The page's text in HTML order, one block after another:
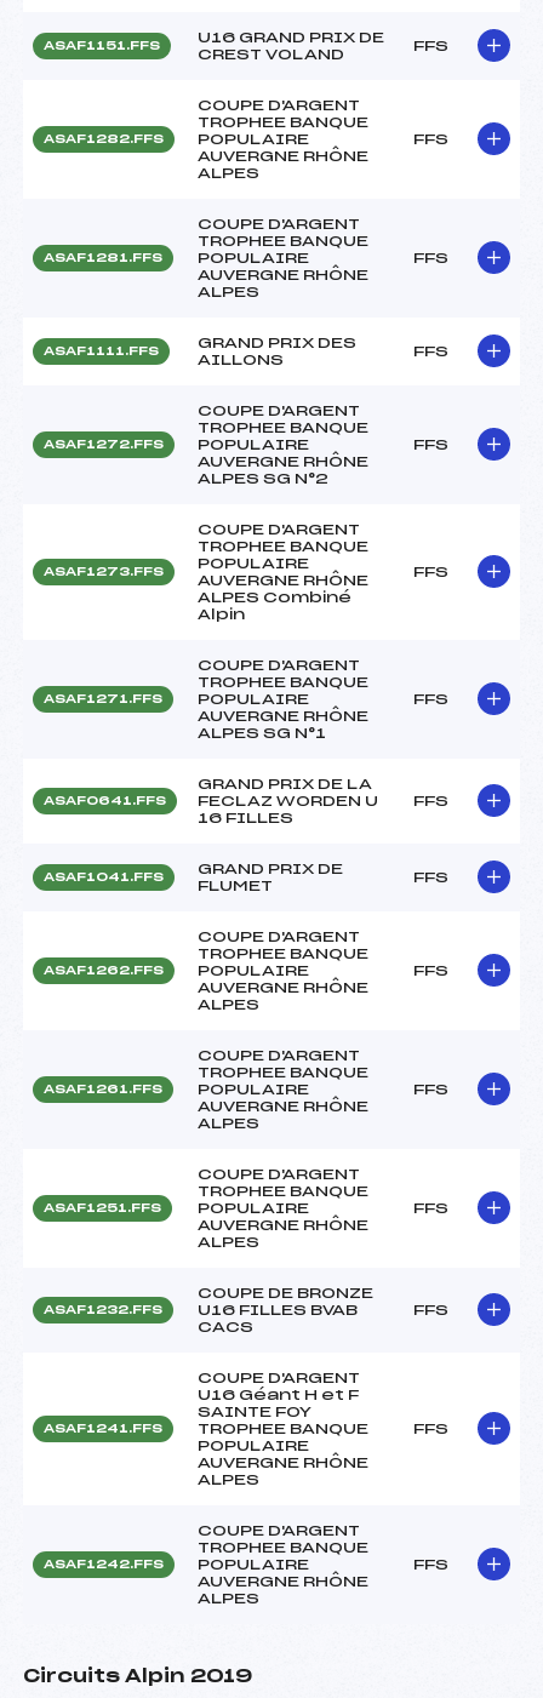
ASAF1151.FFS
U16 GRAND PRIX DE
CREST VOLAND
FFS
ASAF1282.FFS
COUPE D'ARGENT
TROPHEE BANQUE
POPULAIRE
AUVERGNE RHÔNE
ALPES
FFS
ASAF1281.FFS
COUPE D'ARGENT
TROPHEE BANQUE
POPULAIRE
AUVERGNE RHÔNE
ALPES
FFS
ASAF1111.FFS
GRAND PRIX DES
AILLONS
FFS
ASAF1272.FFS
COUPE D'ARGENT
TROPHEE BANQUE
POPULAIRE
AUVERGNE RHÔNE
ALPES SG N°2
FFS
ASAF1273.FFS
COUPE D'ARGENT
TROPHEE BANQUE
POPULAIRE
AUVERGNE RHÔNE
ALPES Combiné
Alpin
FFS
ASAF1271.FFS
COUPE D'ARGENT
TROPHEE BANQUE
POPULAIRE
AUVERGNE RHÔNE
ALPES SG N°1
FFS
ASAF0641.FFS
GRAND PRIX DE LA
FECLAZ WORDEN U
16 FILLES
FFS
ASAF1041.FFS
GRAND PRIX DE
FLUMET
FFS
ASAF1262.FFS
COUPE D'ARGENT
TROPHEE BANQUE
POPULAIRE
AUVERGNE RHÔNE
ALPES
FFS
ASAF1261.FFS
COUPE D'ARGENT
TROPHEE BANQUE
POPULAIRE
AUVERGNE RHÔNE
ALPES
FFS
ASAF1251.FFS
COUPE D'ARGENT
TROPHEE BANQUE
POPULAIRE
AUVERGNE RHÔNE
ALPES
FFS
ASAF1232.FFS
COUPE DE BRONZE
U16 FILLES BVAB
CACS
FFS
ASAF1241.FFS
COUPE D'ARGENT
U16 Géant H et F
SAINTE FOY
TROPHEE BANQUE
POPULAIRE
AUVERGNE RHÔNE
ALPES
FFS
ASAF1242.FFS
COUPE D'ARGENT
TROPHEE BANQUE
POPULAIRE
AUVERGNE RHÔNE
ALPES
FFS
Circuits Alpin 2019